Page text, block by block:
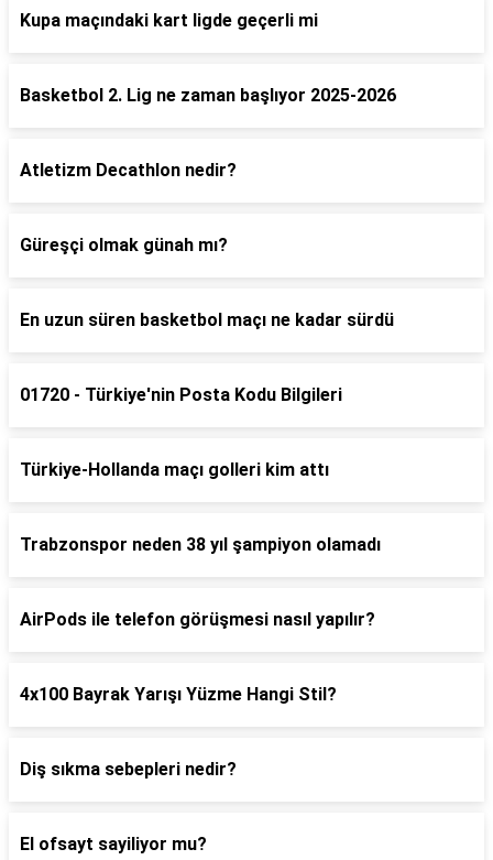
Kupa maçındaki kart ligde geçerli mi
Basketbol 2. Lig ne zaman başlıyor 2025-2026
Atletizm Decathlon nedir?
Güreşçi olmak günah mı?
En uzun süren basketbol maçı ne kadar sürdü
01720 - Türkiye'nin Posta Kodu Bilgileri
Türkiye-Hollanda maçı golleri kim attı
Trabzonspor neden 38 yıl şampiyon olamadı
AirPods ile telefon görüşmesi nasıl yapılır?
4x100 Bayrak Yarışı Yüzme Hangi Stil?
Diş sıkma sebepleri nedir?
El ofsayt sayiliyor mu?